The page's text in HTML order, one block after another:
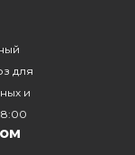
для
и